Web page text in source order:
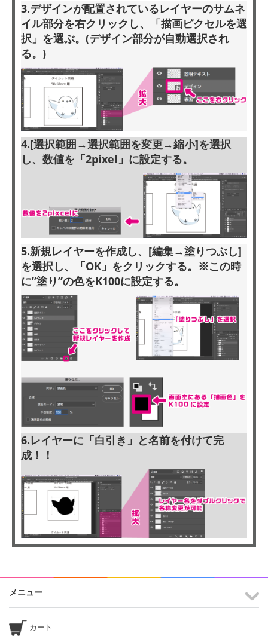
3.デザインが配置されているレイヤーのサムネ
イル部分を右クリックし、「描画ピクセルを選
択」を選ぶ。(デザイン部分が自動選択され
る。)
4.[選択範囲→選択範囲を変更→縮小]を選択
し、数値を「2pixel」に設定する。
5.新規レイヤーを作成し、[編集→塗りつぶし]
を選択し、「OK」をクリックする。※この時
に”塗り”の色をK100に設定する。
6.レイヤーに「白引き」と名前を付けて完
成！！
メニュー
カート